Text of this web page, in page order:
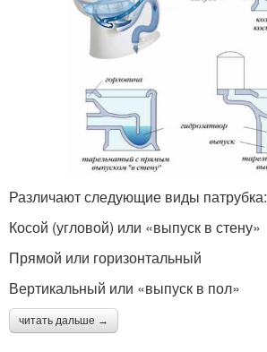
Различают следующие виды патрубка:
Косой (угловой) или «выпуск в стену»
Прямой или горизонтальный
Вертикальный или «выпуск в пол»
читать дальше →